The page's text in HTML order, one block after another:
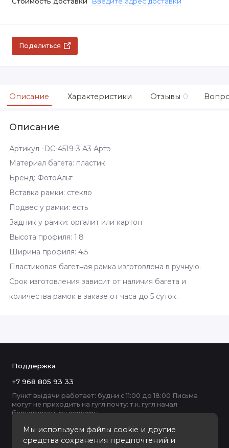
Поделиться
Описание Характеристики Отзывы 0
Описание
Артикул -DC-4519-3 А3 Артэ
Материал багета: пластик
Бренд: ФотоАльт
Вставка рамки: стекло
Подвес у рамки: есть
Задник у рамки: оргалит или картон
Высота профиля: 1.8
Ширина профиля: 4.5
Пластиковая багетная рамка изготовлена в ручную.
Срок изготовления зависит от наличия багета и
количества рамок в заказе от часа до 5 суток.
Мы используем файлы cookie и другие
средства сохранения предпочтений и
Поддержка
+7 968 805 93 33
Пункт выдачи работает: будни с 11:00 до 18:00 Письма
могут не приходить на гугл почту: т.к. гугл начал
блокировать ру серверы